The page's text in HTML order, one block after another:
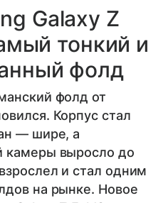
Galaxy Z
тонкий и
фолд
фолд от
Корпус стал
— шире, а
камеры выросло до
и стал одним
на рынке. Новое